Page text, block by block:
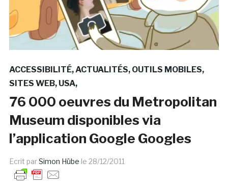
ACCESSIBILITÉ ACTUALITÉS OUTILS MOBILES
SITES WEB USA
76 000 oeuvres du Metropolitan
Museum disponibles via
l’application Google Googles
Ecrit parSimon Hübe le 28/12/2011